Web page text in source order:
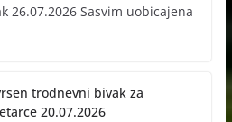
26.07.2026 Sasvim uobicajena
trodnevni bivak za
20.07.2026